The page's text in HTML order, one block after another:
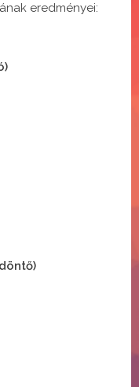
eredményei: